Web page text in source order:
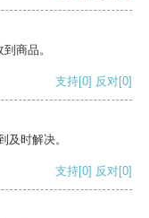
商品。
支持[0] 反对[0]
及时解决。
支持[0] 反对[0]